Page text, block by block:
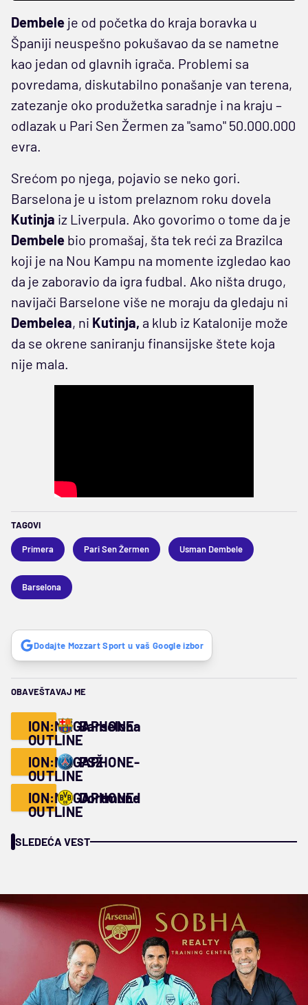
Dembele je od početka do kraja boravka u
Španiji neuspešno pokušavao da se nametne
kao jedan od glavnih igrača. Problemi sa
povredama, diskutabilno ponašanje van terena,
zatezanje oko produžetka saradnje i na kraju –
odlazak u Pari Sen Žermen za "samo" 50.000.000
evra.
Srećom po njega, pojavio se neko gori.
Barselona je u istom prelaznom roku dovela
Kutinja iz Liverpula. Ako govorimo o tome da je
Dembele bio promašaj, šta tek reći za Brazilca
koji je na Nou Kampu na momente izgledao kao
da je zaboravio da igra fudbal. Ako ništa drugo,
navijači Barselone više ne moraju da gledaju ni
Dembelea, ni Kutinja, a klub iz Katalonije može
da se okrene saniranju finansijske štete koja
nije mala.
TAGOVI
Primera Pari Sen Žermen Usman Dembele
Barselona
Dodajte Mozzart Sport u vaš Google izbor
OBAVEŠTAVAJ ME
ION:MEGAPHONE-
OUTLINE
Barselona
ION:MEGAPHONE-
OUTLINE
PSŽ
ION:MEGAPHONE-
OUTLINE
Dortmund
SLEDEĆA VEST